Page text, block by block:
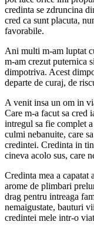
credinta se zdruncina
cred ca sunt placuta,
favorabile.
Ani multi m-am luptat
m-am crezut puternica
dimpotriva. Acest
departe de curaj, de
A venit insa un om in
Care m-a facut sa cred
intregul sa fie complet
culmi nebanuite, care
credintei. Credinta in
cineva acolo sus, care
Credinta mea a capatat
arome de plimbari
drag pentru intreaga
nemaigustate, bauturi
credintei mele intr-o